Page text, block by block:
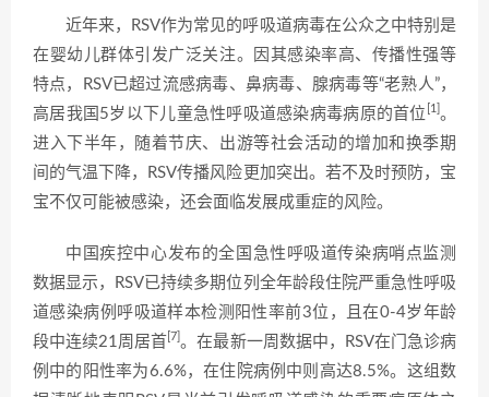
近年来，RSV作为常见的呼吸道病毒在公众之中特别是
在婴幼儿群体引发广泛关注。因其感染率高、传播性强等
特点，RSV已超过流感病毒、鼻病毒、腺病毒等“老熟人”，
高居我国5岁以下儿童急性呼吸道感染病毒病原的首位 [1] 。
进入下半年，随着节庆、出游等社会活动的增加和换季期
间的气温下降，RSV传播风险更加突出。若不及时预防，宝
宝不仅可能被感染，还会面临发展成重症的风险。
中国疾控中心发布的全国急性呼吸道传染病哨点监测
数据显示，RSV已持续多期位列全年龄段住院严重急性呼吸
道感染病例呼吸道样本检测阳性率前3位，且在0-4岁年龄
段中连续21周居首 [7] 。在最新一周数据中，RSV在门急诊病
例中的阳性率为6.6%，在住院病例中则高达8.5%。这组数